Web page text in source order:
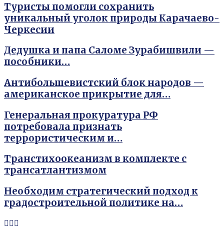
Туристы помогли сохранить
уникальный уголок природы Карачаево-
Черкесии
Дедушка и папа Саломе Зурабишвили —
пособники…
Антибольшевистский блок народов —
американское прикрытие для…
Генеральная прокуратура РФ
потребовала признать
террористическим и…
Транстихоокеанизм в комплекте с
трансатлантизмом
Необходим стратегический подход к
градостроительной политике на…
Youtube
Vk